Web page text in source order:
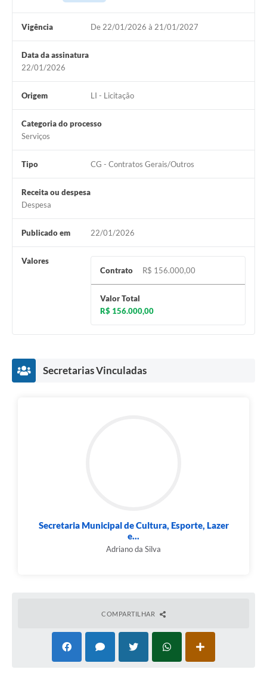
Vigência De 22/01/2026 à 21/01/2027
Data da assinatura
22/01/2026
Origem LI - Licitação
Categoria do processo
Serviços
Tipo CG - Contratos Gerais/Outros
Receita ou despesa
Despesa
Publicado em 22/01/2026
Valores
Contrato
R$ 156.000,00
Valor Total
R$ 156.000,00
Secretarias Vinculadas
Secretaria Municipal de Cultura, Esporte, Lazer
e...
Adriano da Silva
COMPARTILHAR